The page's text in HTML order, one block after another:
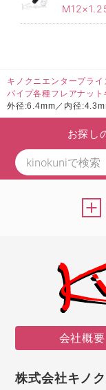
キノクニエンタープライ
パイプ各種フレアナット
外径:6.4mm／内径
お探し
会社概要
株式会社キノ